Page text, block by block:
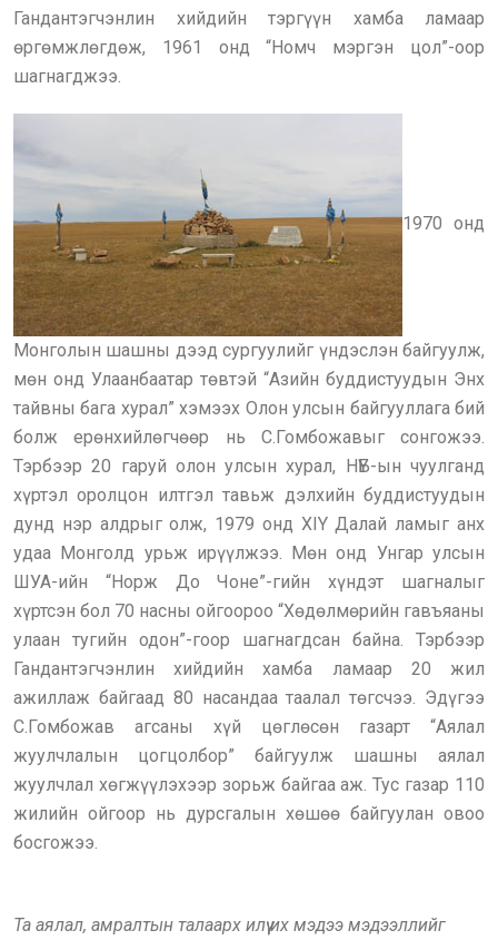
Гандантэгчэнлин хийдийн тэргүүн хамба ламаар
өргөмжлөгдөж, 1961 онд “Номч мэргэн цол”-оор
шагнагджээ.
1970 онд
Монголын шашны дээд сургуулийг үндэслэн байгуулж,
мөн онд Улаанбаатар төвтэй “Азийн буддистуудын Энх
тайвны бага хурал” хэмээх Олон улсын байгууллага бий
болж ерөнхийлөгчөөр нь С.Гомбожавыг сонгожээ.
Тэрбээр 20 гаруй олон улсын хурал, НҮБ-ын чуулганд
хүртэл оролцон илтгэл тавьж дэлхийн буддистуудын
дунд нэр алдрыг олж, 1979 онд XIY Далай ламыг анх
удаа Монголд урьж ирүүлжээ. Мөн онд Унгар улсын
ШУА-ийн “Норж До Чоне”-гийн хүндэт шагналыг
хүртсэн бол 70 насны ойгоороо “Хөдөлмөрийн гавъяаны
улаан тугийн одон”-гоор шагнагдсан байна. Тэрбээр
Гандантэгчэнлин хийдийн хамба ламаар 20 жил
ажиллаж байгаад 80 насандаа таалал төгсчээ. Эдүгээ
С.Гомбожав агсаны хүй цөглөсөн газарт “Аялал
жуулчлалын цогцолбор” байгуулж шашны аялал
жуулчлал хөгжүүлэхээр зорьж байгаа аж. Тус газар 110
жилийн ойгоор нь дурсгалын хөшөө байгуулан овоо
босгожээ.
Та аялал, амралтын талаарх илүү их мэдээ мэдээллийг